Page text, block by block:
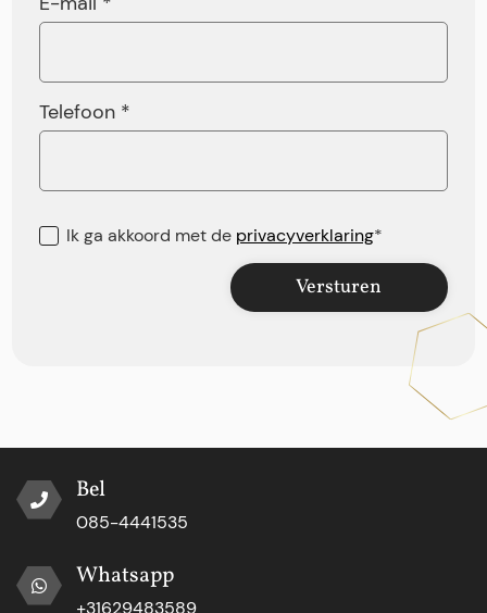
Telefoon *
Ik ga akkoord met de privacyverklaring*
Versturen
Bel
085-4441535
Whatsapp
+31629483589